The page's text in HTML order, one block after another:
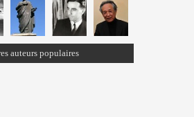
auteurs populaires